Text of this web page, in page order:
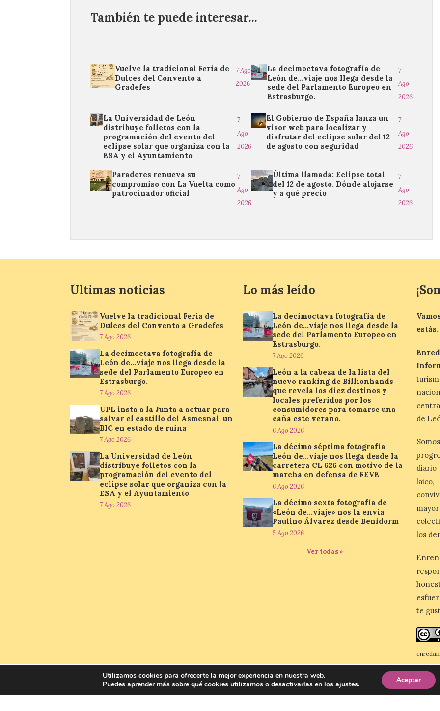
También te puede interesar...
Vuelve la tradicional Feria de
Dulces del Convento a
Gradefes
7 Ago
2026
La decimoctava fotografía de
León de…viaje nos llega desde la
sede del Parlamento Europeo en
Estrasburgo.
7
Ago
2026
La Universidad de León
distribuye folletos con la
programación del evento del
eclipse solar que organiza con la
ESA y el Ayuntamiento
7
Ago
2026
El Gobierno de España lanza un
visor web para localizar y
disfrutar del eclipse solar del 12
de agosto con seguridad
7
Ago
2026
Paradores renueva su
compromiso con La Vuelta como
patrocinador oficial
7
Ago
2026
Última llamada: Eclipse total
del 12 de agosto. Dónde alojarse
y a qué precio
7
Ago
2026
Últimas noticias
Vuelve la tradicional Feria de
Dulces del Convento a Gradefes
7 Ago 2026
La decimoctava fotografía de
León de…viaje nos llega desde la
sede del Parlamento Europeo en
Estrasburgo.
7 Ago 2026
UPL insta a la Junta a actuar para
salvar el castillo del Asmesnal, un
BIC en estado de ruina
7 Ago 2026
La Universidad de León
distribuye folletos con la
programación del evento del
eclipse solar que organiza con la
ESA y el Ayuntamiento
7 Ago 2026
Lo más leído
La decimoctava fotografía de
León de…viaje nos llega desde la
sede del Parlamento Europeo en
Estrasburgo.
7 Ago 2026
León a la cabeza de la lista del
nuevo ranking de Billionhands
que revela los diez destinos y
locales preferidos por los
consumidores para tomarse una
caña este verano.
6 Ago 2026
La décimo séptima fotografía
León de…viaje nos llega desde la
carretera CL 626 con motivo de la
marcha en defensa de FEVE
6 Ago 2026
La décimo sexta fotografía de
«León de…viaje» nos la envía
Paulino Álvarez desde Benidorm
5 Ago 2026
Ver todas »
estás.
de
diario
los
te
Utilizamos cookies para ofrecerte la mejor experiencia en nuestra web.
Puedes aprender más sobre qué cookies utilizamos o desactivarlas en losajustes. Aceptar